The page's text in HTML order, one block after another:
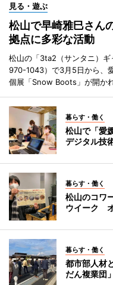
見る・遊ぶ
松山で早崎雅巳さ
拠点に多彩な活動
松山の「3ta2（サンタニ）
970-1043）で3月5日から、
個展「Snow Boots」が開か
暮らす・働く
松山で「愛
デジタル技
暮らす・働く
松山のコワ
ウイーク
暮らす・働く
都市部人材
だん複業団